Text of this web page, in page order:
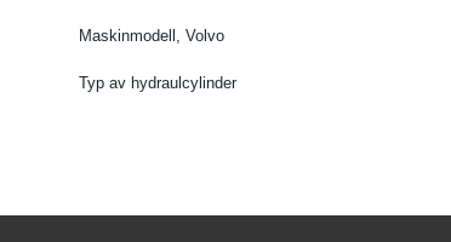
Maskinmodell, Volvo
Typ av hydraulcylinder